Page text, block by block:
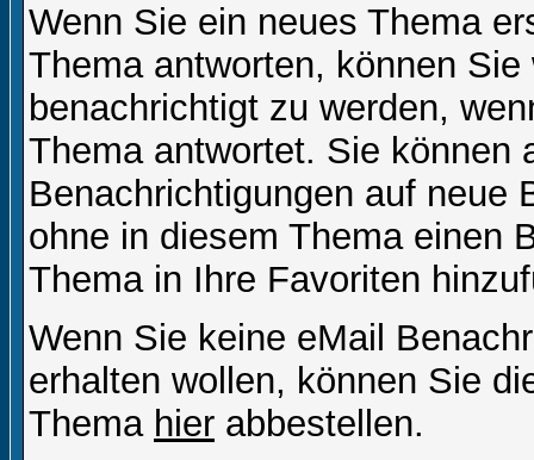
Wenn Sie ein neues Thema
Thema antworten, können
benachrichtigt zu werden,
Thema antwortet. Sie können
Benachrichtigungen auf neue
ohne in diesem Thema einen
Thema in Ihre Favoriten
Wenn Sie keine eMail
erhalten wollen, können Sie
Thema hier abbestellen.